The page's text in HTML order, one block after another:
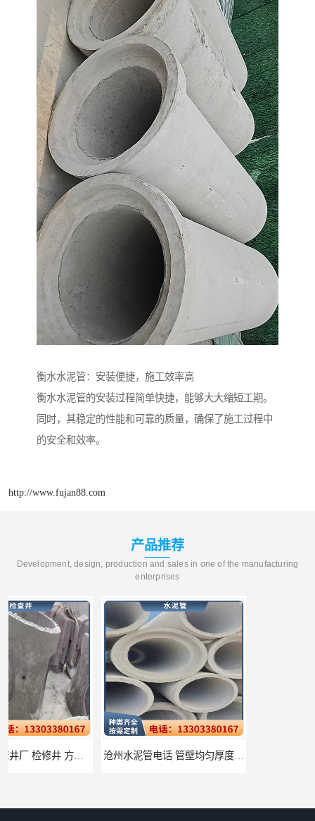
衡水水泥管：安装便捷，施工效率高
衡水水泥管的安装过程简单快捷，能够大大缩短工期。
同时，其稳定的性能和可靠的质量，确保了施工过程中
的安全和效率。
http://www.fujan88.com
产品推荐
Development, design, production and sales in one of the manufacturing
enterprises
沧州水泥管电话 管壁均匀厚度一致